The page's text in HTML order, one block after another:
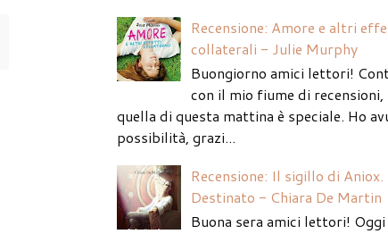
Recensione: Amore e altri
collaterali - Julie Murphy
Buongiorno amici lettori!
con il mio fiume di recensioni,
quella di questa mattina è speciale. Ho
possibilità, grazi...
Recensione: Il sigillo di
Destinato - Chiara De Martin
Buona sera amici lettori!